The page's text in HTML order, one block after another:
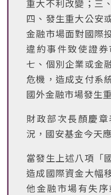
重大不利改變；三
四、發生重大公安
金融市場面對國際
違約事件致使證券
七、個別企業或金
危機，造成支付系
國外金融市場發生
財政部次長顏慶
況，國安基金今天
當發生上述八項「
造成國際資金大幅
他金融市場有失